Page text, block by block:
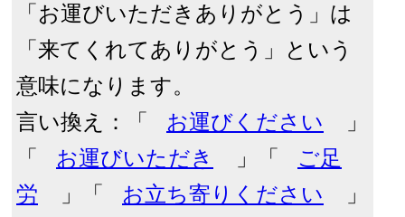
「お運びいただきありがとう」は
「来てくれてありがとう」という
意味になります。
言い換え：「
お運びください
」
「
お運びいただき 」「
ご足
労
」「 お立ち寄りください
」